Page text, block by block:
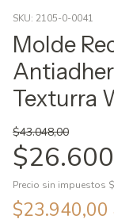
SKU: 2105-0-0041
Molde
Texturra
$43.048,00
Precio sin impuestos
$23.940,00